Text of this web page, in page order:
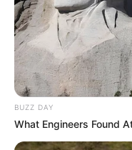
BUZZ DAY
What Engineers Found